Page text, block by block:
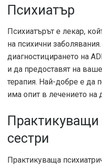
Психиатър
Психиатърът е лекар,
на психични
диагностицирането на
и да предоставят на
терапия. Най-добре е да
има опит в лечението на
сестри
Практикуваща